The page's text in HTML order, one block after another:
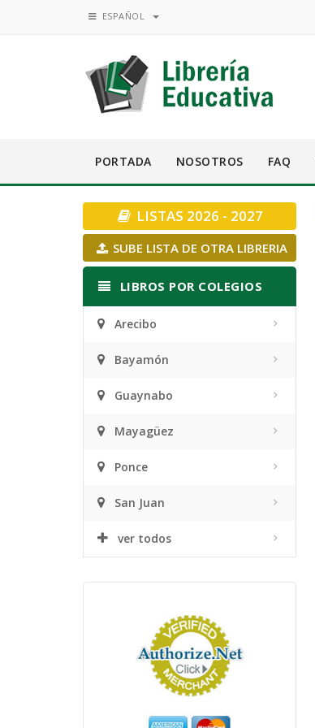
ESPAÑOL
PORTADA NOSOTROS FAQ
LISTAS 2026 - 2027
SUBE LISTA DE OTRA LIBRERIA
LIBROS POR COLEGIOS
Arecibo
Bayamón
Guaynabo
Mayagüez
Ponce
San Juan
ver todos